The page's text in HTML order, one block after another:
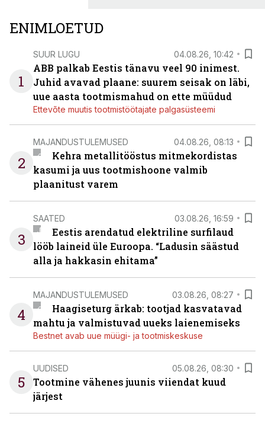
ENIMLOETUD
1
SUUR LUGU 04.08.26, 10:42
ABB palkab Eestis tänavu veel 90 inimest.
Juhid avavad plaane: suurem seisak on läbi,
uue aasta tootmismahud on ette müüdud
Ettevõte muutis tootmistöötajate palgasüsteemi
2
MAJANDUSTULEMUSED 04.08.26, 08:13
Kehra metallitööstus mitmekordistas
kasumi ja uus tootmishoone valmib
plaanitust varem
3
SAATED 03.08.26, 16:59
Eestis arendatud elektriline surfilaud
lööb laineid üle Euroopa. “Ladusin säästud
alla ja hakkasin ehitama”
4
MAJANDUSTULEMUSED 03.08.26, 08:27
Haagiseturg ärkab: tootjad kasvatavad
mahtu ja valmistuvad uueks laienemiseks
Bestnet avab uue müügi- ja tootmiskeskuse
5
UUDISED 05.08.26, 08:30
Tootmine vähenes juunis viiendat kuud
järjest